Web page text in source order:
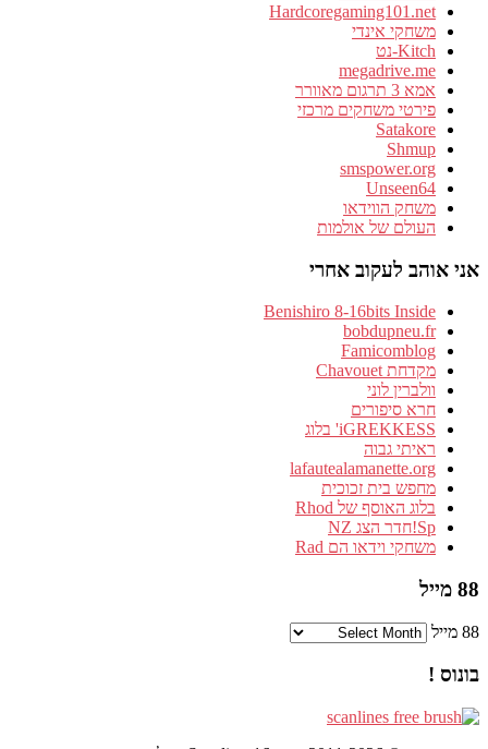
Hardcoregaming101.net
משחקי אינדי
Kitch-נט
megadrive.me
אמא 3 תרגום מאוורר
פירטי משחקים מרכזי
Satakore
Shmup
smspower.org
Unseen64
משחק הווידאו
העולם של אולמות
אני אוהב לעקוב אחרי
Benishiro 8-16bits Inside
bobdupneu.fr
Famicomblog
מקדחת Chavouet
וולברין לוני
חרא סיפורים
iGREKKESS' בלוג
ראיתי גבוה
lafautealamanette.org
מחפש בית זכוכית
בלוג האוסף של Rhod
Sp!חדר הצג NZ
משחקי וידאו הם Rad
88 מייל
88 מייל
בונוס !